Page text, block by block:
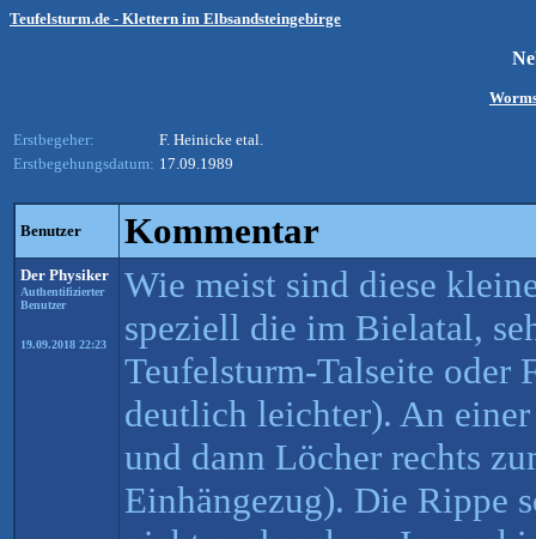
Teufelsturm.de - Klettern im Elbsandsteingebirge
Erstbegeher:
F. Heinicke etal.
Erstbegehungsdatum: 17.09.1989
Benutzer Kommentar
Der Physiker
Authentifizierter
Benutzer
19.09.2018 22:23
Wie meist sind diese
speziell die im Bielatal,
Teufelsturm-Talseite oder
deutlich leichter). An
und dann Löcher rechts
Einhängezug). Die Rippe